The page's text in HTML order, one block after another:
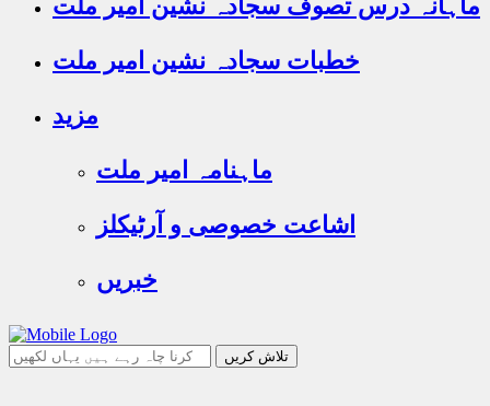
ماہانہ درس تصوف سجادہ نشین امیر ملت
خطبات سجادہ نشین امیر ملت
مزید
ماہنامہ امیر ملت
اشاعت خصوصی و آرٹیکلز
خبریں
جو